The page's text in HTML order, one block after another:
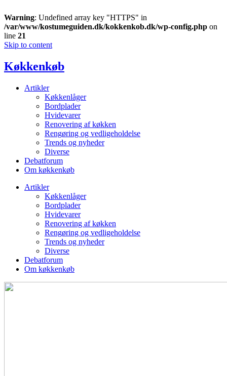
Warning: Undefined array key "HTTPS" in
/var/www/kostumeguiden.dk/kokkenkob.dk/wp-config.php on
line 21
Skip to content
Køkkenkøb
Artikler
Køkkenlåger
Bordplader
Hvidevarer
Renovering af køkken
Rengøring og vedligeholdelse
Trends og nyheder
Diverse
Debatforum
Om køkkenkøb
Artikler
Køkkenlåger
Bordplader
Hvidevarer
Renovering af køkken
Rengøring og vedligeholdelse
Trends og nyheder
Diverse
Debatforum
Om køkkenkøb